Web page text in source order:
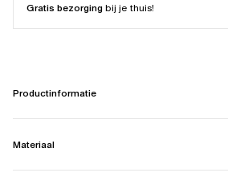
Gratis bezorgingbij je thuis!
Productinformatie
Materiaal